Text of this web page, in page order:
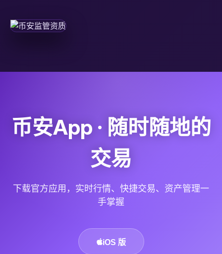
币安App · 随时随地的
交易
下载官方应用，实时行情、快捷交易、资产管理一
手掌握
iOS 版